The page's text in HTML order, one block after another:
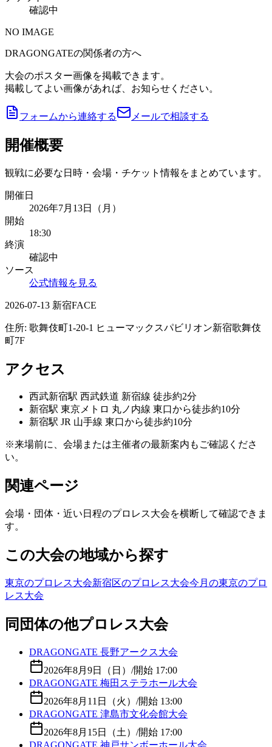
確認中
NO IMAGE
DRAGONGATEの関係者の方へ
大会のポスター画像を掲載できます。
掲載してよい画像があれば、お知らせください。
フォームから連絡する メールで相談する
開催概要
観戦に必要な日時・会場・チケット情報をまとめています。
開催日
2026年7月13日（月）
開始
18:30
終演
確認中
ソース
公式情報を見る
2026-07-13 新宿FACE
住所: 歌舞伎町1-20-1 ヒューマックスパビリオン新宿歌舞伎
町7F
アクセス
西武新宿駅 西武鉄道 新宿線 徒歩約2分
新宿駅 東京メトロ 丸ノ内線 東口から徒歩約10分
新宿駅 JR 山手線 東口から徒歩約10分
※来場前に、会場または主催者の最新案内もご確認くださ
い。
関連ページ
会場・団体・近い日程のプロレス大会を横断して確認できま
す。
この大会の地域から探す
東京のプロレス大会新宿区のプロレス大会今月の東京のプロ
レス大会
同団体の他プロレス大会
DRAGONGATE 長野アークス大会
2026年8月9日（日） /開始 17:00
DRAGONGATE 梅田ステラホール大会
2026年8月11日（火） /開始 13:00
DRAGONGATE 津島市文化会館大会
2026年8月15日（土） /開始 17:00
DRAGONGATE 神戸サンボーホール大会